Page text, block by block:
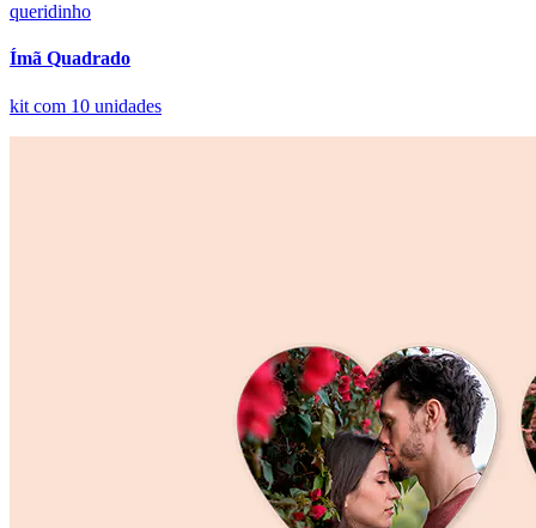
queridinho
Ímã Quadrado
kit com 10 unidades